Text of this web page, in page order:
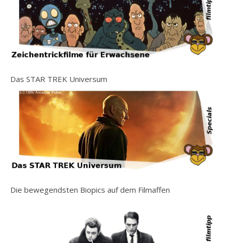
Das STAR TREK Universum
Die bewegendsten Biopics auf dem Filmaffen